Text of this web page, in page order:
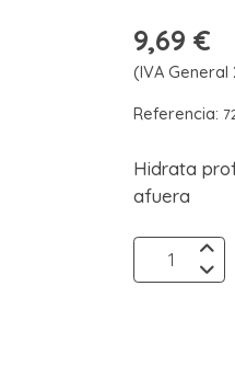
9,69 €
(IVA General
Referencia:
Hidrata
afuera